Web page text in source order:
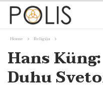
Home Religija
Hans
Duhu